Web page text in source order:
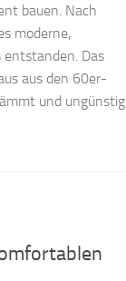
bauen. Nach
moderne,
Das
aus den 60er-
und ungünstig